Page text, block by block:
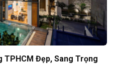
TPHCM Đẹp, Sang Trọng